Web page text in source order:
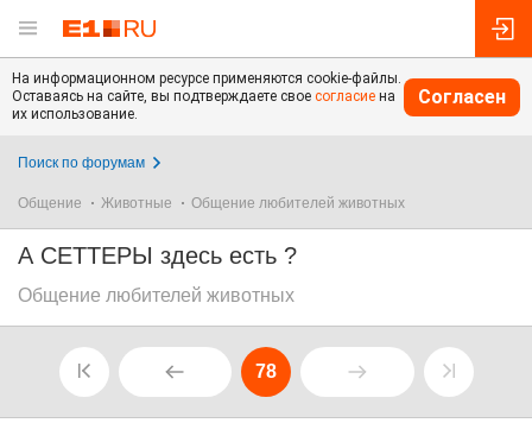
На информационном ресурсе применяются cookie-файлы.
Оставаясь на сайте, вы подтверждаете свое согласие на
их использование.
Согласен
Поиск по форумам
Общение Животные Общение любителей животных
А СЕТТЕРЫ здесь есть ?
Общение любителей животных
78